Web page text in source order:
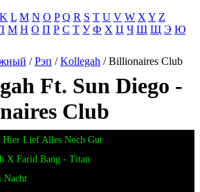
K L M N O P Q R S T U V W X Y Z
М Н О П Р С Т У Ф Х Ц Ч Ш Щ Э Ю
/Рэп /Kollegah / Billionaires Club
Ft. Sun Diego -
Club
Hier Lief Alles Noch Gut
X Farid Bang - Titan
Nacht